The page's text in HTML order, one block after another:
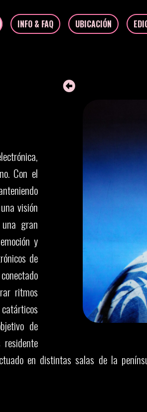
Con el
visión
gran
y
de
ritmos
de
en distintas salas de la
INFO & FAQ UBICACIÓN